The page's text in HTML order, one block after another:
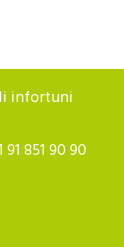
infortuni
91 851 90 90